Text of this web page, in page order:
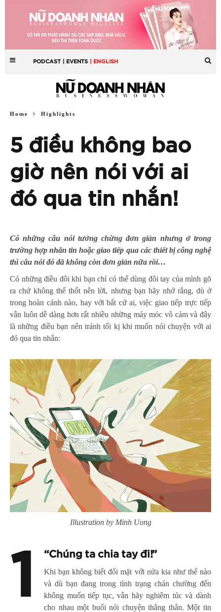
PODCAST | EVENTS | ENGLISH
Home Highlights
5 điều không bao
giờ nên nói với ai
đó qua tin nhắn!
Có những câu nói tưởng chừng đơn giản nhưng ở trong
trường hợp nhắn tin hoặc giao tiếp qua các thiết bị công nghệ
thì câu nói đó đã không còn đơn giản nữa rồi…
Có những điều đôi khi bạn chỉ có thể dùng đôi tay của mình gõ
ra chứ không thể thốt nên lời, nhưng bạn hãy nhớ rằng, dù ở
trong hoàn cảnh nào, hay với bất cứ ai, việc giao tiếp trực tiếp
vẫn luôn dễ dàng hơn rất nhiều những máy móc vô cảm và đây
là những điều bạn nên tránh tối kị khi muốn nói chuyện với ai
đó qua tin nhắn:
Illustration by Minh Uong
1 “Chúng ta chia tay đi!”
Khi bạn không biết đối mặt với nửa kia như thế nào
và dù bạn đang trong tình trạng chán chường đến
không muốn tiếp tục, vẫn hãy nghiêm túc và dành
cho nhau một buổi nói chuyện thẳng thắn. Một tin